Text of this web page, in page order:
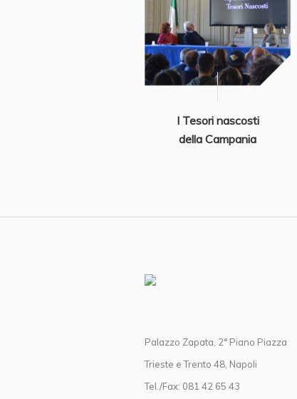
I Tesori nascosti
della Campania
Palazzo Zapata, 2° Piano Piazza
Trieste e Trento 48, Napoli
Tel./Fax: 081 42 65 43